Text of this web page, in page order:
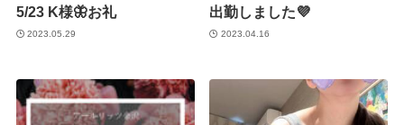
5/23 K様🦋お礼
2023.05.29
出勤しました💜
2023.04.16